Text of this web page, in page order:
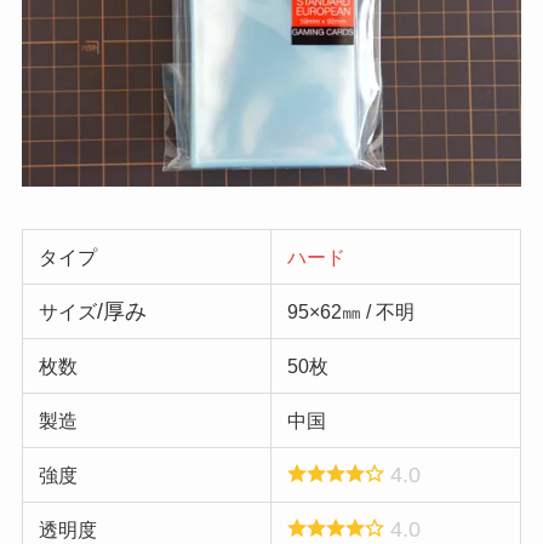
タイプ ハード
サイズ/厚み 95×62㎜ / 不明
枚数 50枚
製造 中国
強度 4.0
透明度 4.0